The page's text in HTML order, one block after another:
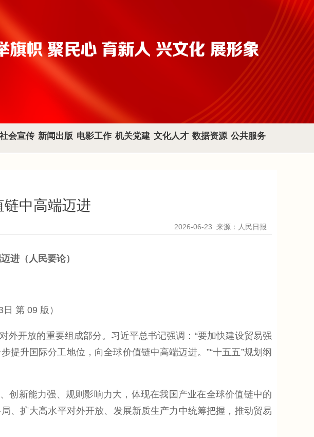
社会宣传 新闻出版 电影工作 机关党建 文化人才 数据资源 公共服务
中高端迈进
2026-06-23 来源：人民日报
进（人民要论）
第 09 版）
开放的重要组成部分。习近平总书记强调：“要加快建设贸易强
升国际分工地位，向全球价值链中高端迈进。”“十五五”规划纲
新能力强、规则影响力大，体现在我国产业在全球价值链中的
、扩大高水平对外开放、发展新质生产力中统筹把握，推动贸易